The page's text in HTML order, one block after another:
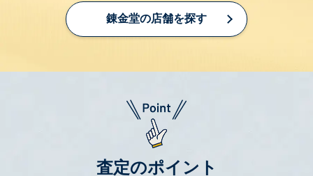
錬金堂の店舗を探す
査定のポイント